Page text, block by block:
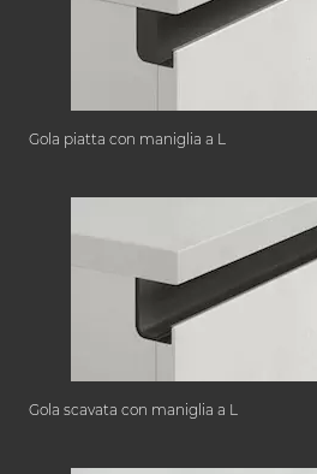
Gola piatta con maniglia a L
Gola scavata con maniglia a L